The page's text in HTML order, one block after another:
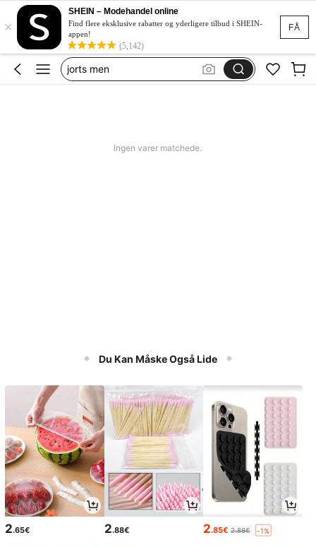
FÅ
×
SHEIN – Modehandel online
Find flere eksklusive rabatter og yderligere tilbud i SHEIN-
appen!
(5,142)
women swimming wear
missguided
jorts men
Ingen varer matchede.
Du Kan Måske Også Lide
2.65€ 2.88€ 2.85€ 2.88€ -1%